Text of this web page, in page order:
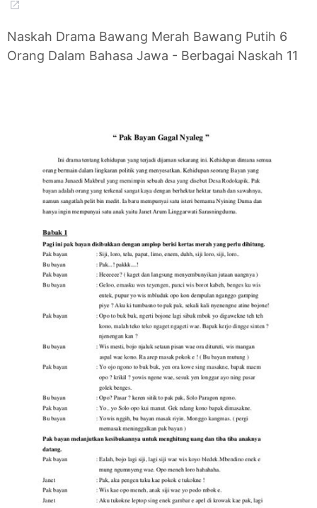
Naskah Drama Bawang Merah Bawang Putih 6
Orang Dalam Bahasa Jawa - Berbagai Naskah 11